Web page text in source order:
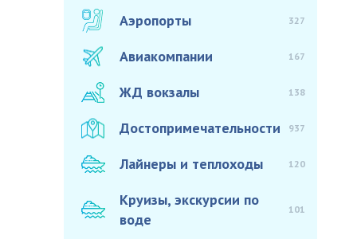
Аэропорты 327
Авиакомпании 167
ЖД вокзалы 138
Достопримечательности 937
Лайнеры и теплоходы 120
Круизы, экскурсии по
воде
101